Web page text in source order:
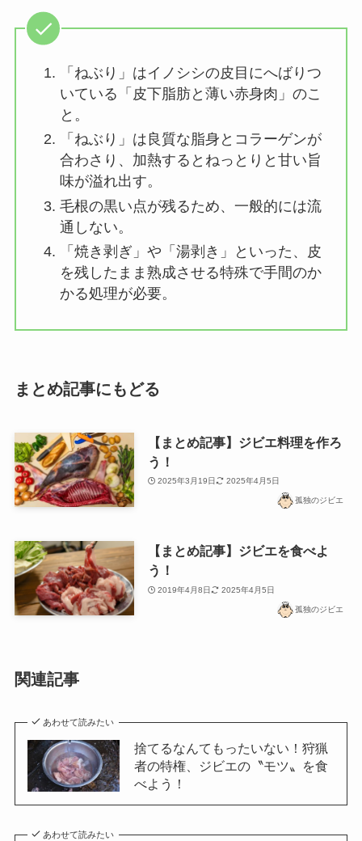
「ねぶり」はイノシシの皮目にへばりつ
いている「皮下脂肪と薄い赤身肉」のこ
と。
「ねぶり」は良質な脂身とコラーゲンが
合わさり、加熱するとねっとりと甘い旨
味が溢れ出す。
毛根の黒い点が残るため、一般的には流
通しない。
「焼き剥ぎ」や「湯剥き」といった、皮
を残したまま熟成させる特殊で手間のか
かる処理が必要。
まとめ記事にもどる
【まとめ記事】ジビエ料理を作ろ
う！
2025年3月19日 2025年4月5日
孤独のジビエ
【まとめ記事】ジビエを食べよ
う！
2019年4月8日 2025年4月5日
孤独のジビエ
関連記事
あわせて読みたい
捨てるなんてもったいない！狩猟
者の特権、ジビエの〝モツ〟を食
べよう！
あわせて読みたい